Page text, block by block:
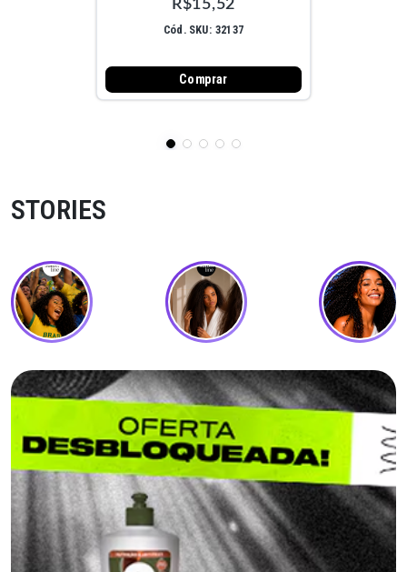
R$15,52
Cód. SKU: 32137
Comprar
STORIES